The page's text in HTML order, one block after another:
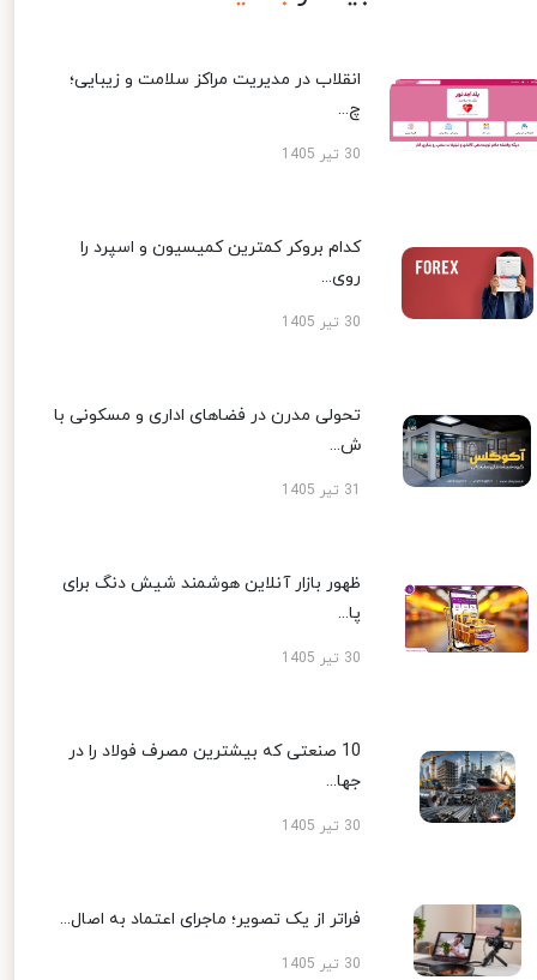
انقلاب در مدیریت مراکز سلامت و زیبایی؛
چ...
30 تیر 1405
کدام بروکر کمترین کمیسیون و اسپرد را
روی...
30 تیر 1405
تحولی مدرن در فضاهای اداری و مسکونی با
ش...
ظهور بازار آنلاین هوشمند شیش دنگ برای
پا...
30 تیر 1405
10 صنعتی که بیشترین مصرف فولاد را در
جها...
30 تیر 1405
فراتر از یک تصویر؛ ماجرای اعتماد به اصال...
30 تیر 1405